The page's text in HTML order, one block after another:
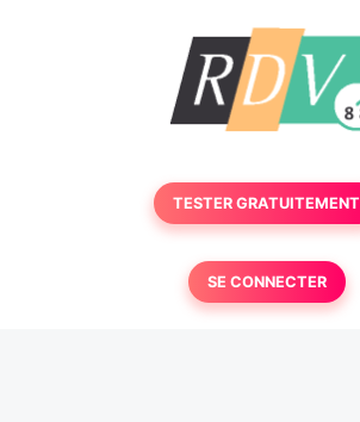
TESTER GRATUITEMENT
SE CONNECTER